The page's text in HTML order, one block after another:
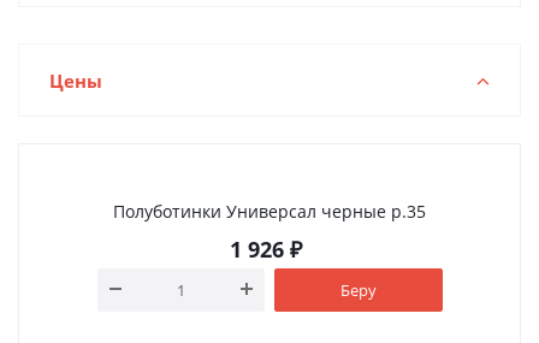
Цены
Полуботинки Универсал черные р.35
1 926₽
Беру